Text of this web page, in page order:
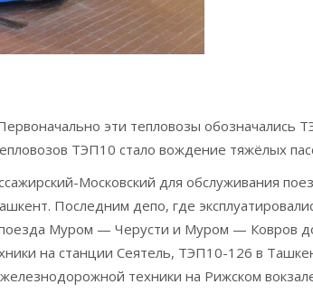
эти тепловозы обозначались
ТЭП10 стало вождение тяжёлых
Московский для обслуживания
Последним депо, где
Муром — Черусти и Муром — Ковров
на станции Сеятель, ТЭП10-126 в
техники на Рижском